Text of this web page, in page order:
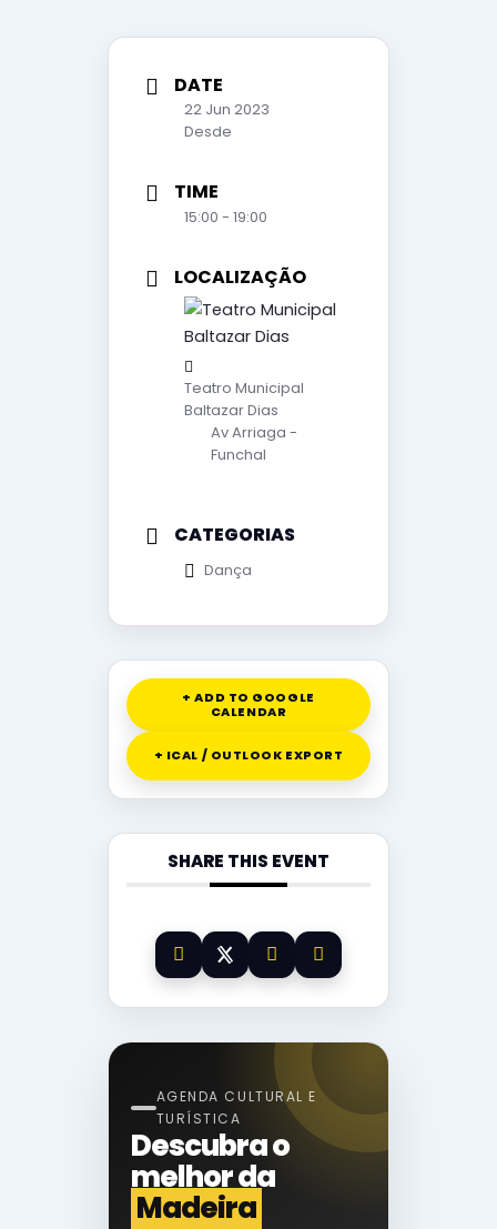
DATE
22 Jun 2023
Desde
TIME
15:00 - 19:00
LOCALIZAÇÃO
Teatro Municipal
Baltazar Dias
Av Arriaga -
Funchal
CATEGORIAS
Dança
+ ADD TO GOOGLE
CALENDAR
+ ICAL / OUTLOOK EXPORT
SHARE THIS EVENT
AGENDA CULTURAL E
TURÍSTICA
Descubra o
melhor da
Madeira